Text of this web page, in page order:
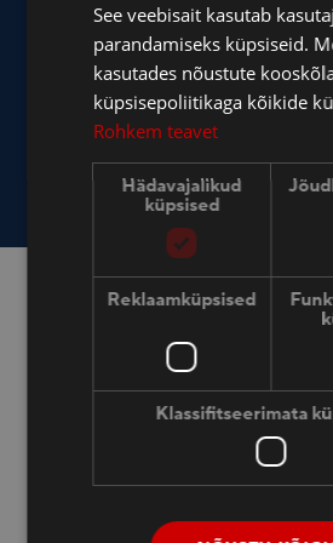
Отель
Soola 6,
See veebisait kasutab
parandamiseks küpsiseid.
kasutades nõustute
küpsisepoliitikaga kõikide
Rohkem teavet
Hädavajalikud
küpsised
Reklaamküpsised
Klassifitseerimata